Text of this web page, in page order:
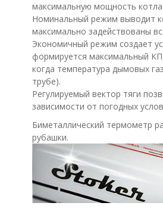
максимальную мощность котла.
Номинальный режим выводит
максимально задействованы
Экономичный режим создает
формируется максимальный
когда температура дымовых
трубе).
Регулируемый вектор тяги
зависимости от погодных
Биметаллический термометр
рубашки.